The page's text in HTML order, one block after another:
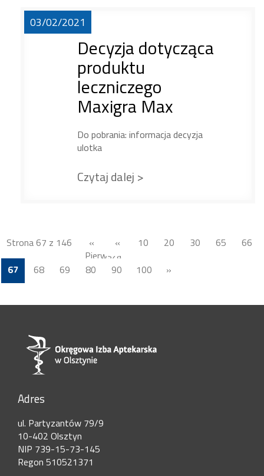
03/02/2021
Decyzja dotycząca
produktu
leczniczego
Maxigra Max
Do pobrania: informacja decyzja
ulotka
Czytaj dalej >
Strona 67 z 146
«
Pierwsza
« 10 20 30 65
66
67
68 69 80 90 100 »
Adres
ul. Partyzantów 79/9
10-402 Olsztyn
NIP 739-15-73-145
Regon 510521371